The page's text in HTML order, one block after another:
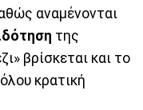
αναμένονται
της
βρίσκεται και το
κρατική